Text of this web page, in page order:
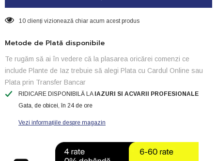
107
19
107
19
10 clienți vizionează chiar acum acest produs
Metode de Plată disponibile
Te rugăm să ai în vedere că la plasarea oricărei comenzi ce
include Plante de Iaz trebuie să alegi Plata cu Cardul Online sau
Plata prin Transfer Bancar
RIDICARE DISPONIBILĂ LA IAZURI SI ACVARII PROFESIONALE
Gata, de obicei, în 24 de ore
Vezi informațiile despre magazin